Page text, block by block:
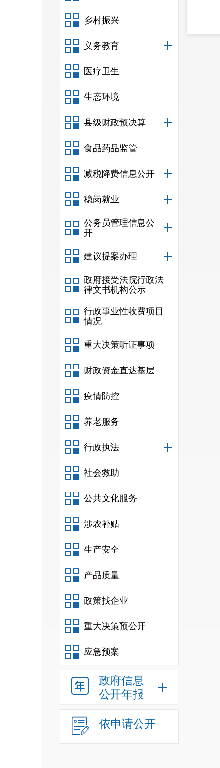
乡村振兴
义务教育
医疗卫生
生态环境
县级财政预决算
食品药品监管
减税降费信息公开
稳岗就业
公务员管理信息公
开
建议提案办理
政府接受法院行政法
律文书机构公示
行政事业性收费项目
情况
重大决策听证事项
财政资金直达基层
疫情防控
养老服务
行政执法
社会救助
公共文化服务
涉农补贴
生产安全
产品质量
政策找企业
重大决策预公开
应急预案
政府信息
公开年报
依申请公开